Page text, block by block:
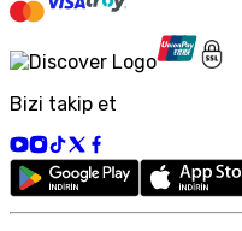
Bizi takip et